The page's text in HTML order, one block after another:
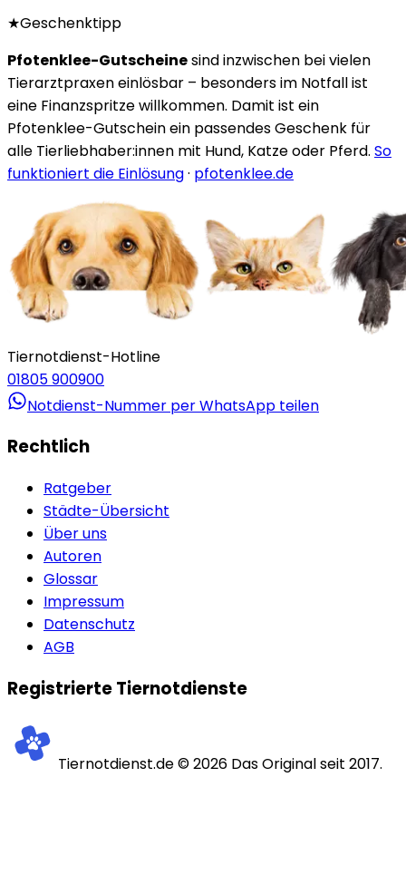
★Geschenktipp
Pfotenklee-Gutscheinesind inzwischen bei vielen
Tierarztpraxen einlösbar – besonders im Notfall ist
eine Finanzspritze willkommen. Damit ist ein
Pfotenklee-Gutschein ein passendes Geschenk für
alle Tierliebhaber:innen mit Hund, Katze oder Pferd. So
funktioniert die Einlösung· pfotenklee.de
Tiernotdienst-Hotline
01805 900900
Notdienst-Nummer per WhatsApp teilen
Rechtlich
Ratgeber
Städte-Übersicht
Über uns
Autoren
Glossar
Impressum
Datenschutz
AGB
Registrierte Tiernotdienste
Tiernotdienst.de ©2026 Das Original seit 2017.